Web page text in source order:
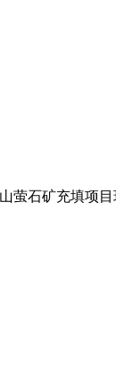
萤石矿充填项